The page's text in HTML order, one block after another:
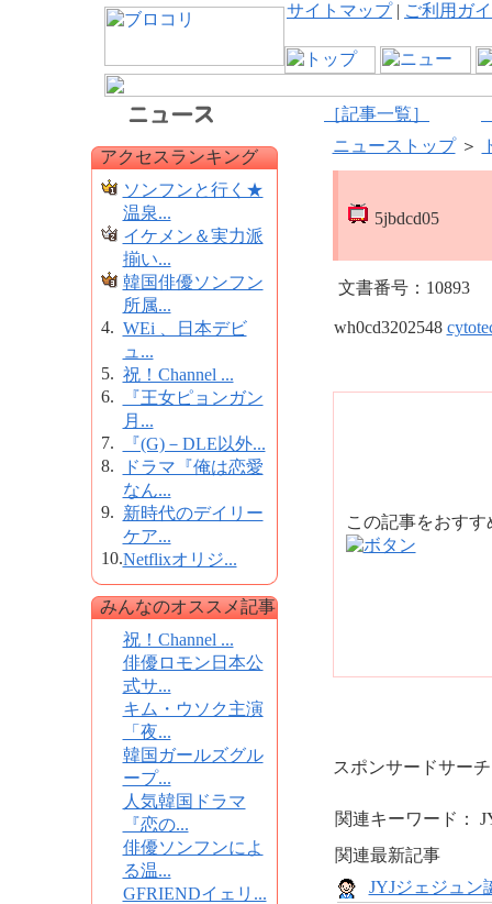
サイトマップ| ご利用ガ
［記事一覧］
アクセスランキング
ソンフンと行く★
温泉...
イケメン＆実力派
揃い...
韓国俳優ソンフン
所属...
4. WEi 、日本デビ
ュ...
5. 祝！Channel ...
6.
『王女ピョンガン
月...
7.
『(G)－DLE以外...
8.
ドラマ『俺は恋愛
なん...
9. 新時代のデイリー
ケア...
10.Netflixオリジ...
みんなのオススメ記事
祝！Channel ...
俳優ロモン日本公
式サ...
キム・ウソク主演
「夜...
韓国ガールズグル
ープ...
人気韓国ドラマ
『恋の...
俳優ソンフンによ
る温...
GFRIENDイェリ...
ニューストップ＞
5jbdcd05
文書番号：10893
wh0cd3202548
この記事をおす
スポンサードサーチ
関連キーワード：
関連最新記事
JYJジェジュン